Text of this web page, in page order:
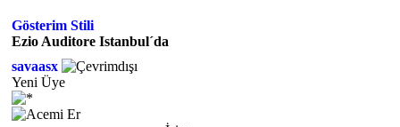
Gösterim Stili
Ezio Auditore Istanbul´da
savaasx
Yeni Üye